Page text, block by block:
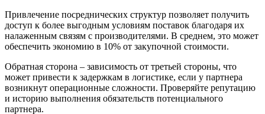
Привлечение посреднических структур позволяет получить
доступ к более выгодным условиям поставок благодаря их
налаженным связям с производителями. В среднем, это может
обеспечить экономию в 10% от закупочной стоимости.
Обратная сторона – зависимость от третьей стороны, что
может привести к задержкам в логистике, если у партнера
возникнут операционные сложности. Проверяйте репутацию
и историю выполнения обязательств потенциального
партнера.